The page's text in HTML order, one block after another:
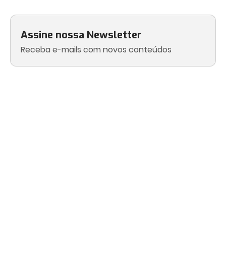
Assine nossa Newsletter
Receba e-mails com novos conteúdos